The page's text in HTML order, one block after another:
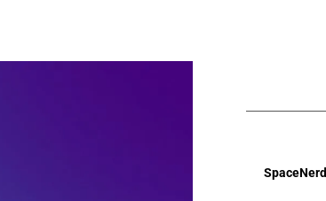
SpaceNerd